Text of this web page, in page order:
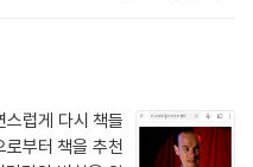
스럽게 다시 책들
부터 책을 추천